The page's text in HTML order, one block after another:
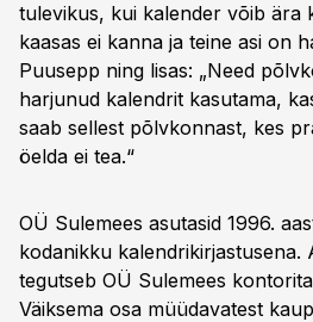
tulevikus, kui kalender võib ära
kaasas ei kanna ja teine asi on
Puusepp ning lisas: „Need
harjunud kalendrit kasutama,
saab sellest põlvkonnast, kes
öelda ei tea.“
OÜ Sulemees asutasid 1996.
kodanikku kalendrikirjastusena.
tegutseb OÜ Sulemees
Väiksema osa müüdavatest